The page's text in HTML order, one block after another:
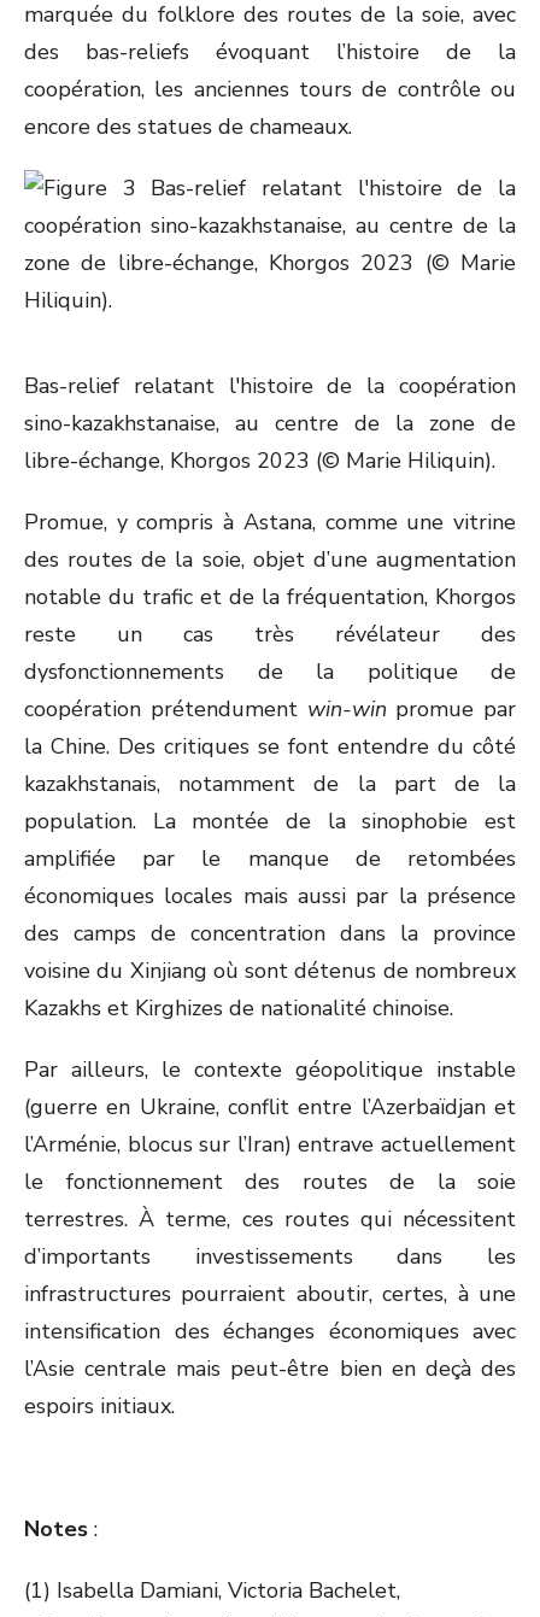
marquée du folklore des routes de la soie, avec
des bas-reliefs évoquant l’histoire de la
coopération, les anciennes tours de contrôle ou
encore des statues de chameaux.
Bas-relief relatant l'histoire de la coopération
sino-kazakhstanaise, au centre de la zone de
libre-échange, Khorgos 2023 (© Marie Hiliquin).
Promue, y compris à Astana, comme une vitrine
des routes de la soie, objet d’une augmentation
notable du trafic et de la fréquentation, Khorgos
reste un cas très révélateur des
dysfonctionnements de la politique de
coopération prétendument win-win promue par
la Chine. Des critiques se font entendre du côté
kazakhstanais, notamment de la part de la
population. La montée de la sinophobie est
amplifiée par le manque de retombées
économiques locales mais aussi par la présence
des camps de concentration dans la province
voisine du Xinjiang où sont détenus de nombreux
Kazakhs et Kirghizes de nationalité chinoise.
Par ailleurs, le contexte géopolitique instable
(guerre en Ukraine, conflit entre l’Azerbaïdjan et
l’Arménie, blocus sur l’Iran) entrave actuellement
le fonctionnement des routes de la soie
terrestres. À terme, ces routes qui nécessitent
d’importants investissements dans les
infrastructures pourraient aboutir, certes, à une
intensification des échanges économiques avec
l’Asie centrale mais peut-être bien en deçà des
espoirs initiaux.
Notes :
(1) Isabella Damiani, Victoria Bachelet,